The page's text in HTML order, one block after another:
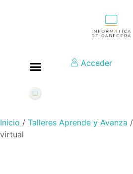
Acceder
Inicio / Talleres Aprende y Avanza
virtual